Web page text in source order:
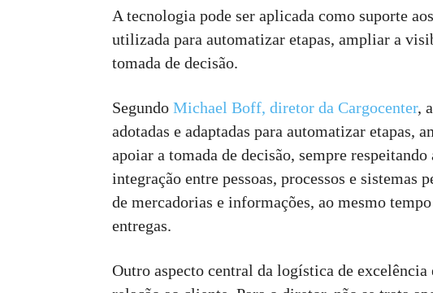
A tecnologia pode ser aplicada como suporte
utilizada para automatizar etapas, ampliar a
tomada de decisão.
Segundo Michael Boff, diretor da Cargocenter,
adotadas e adaptadas para automatizar etapas,
apoiar a tomada de decisão, sempre
integração entre pessoas, processos e
de mercadorias e informações, ao mesmo
entregas.
Outro aspecto central da logística de excelência